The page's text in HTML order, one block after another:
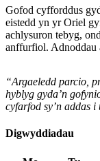
Gofod cyfforddus
eistedd yn yr Oriel
achlysuron tebyg,
anffurfiol. Adnoddau
“Argaeledd parcio,
hyblyg gyda’n
cyfarfod sy’n addas
Digwyddiadau